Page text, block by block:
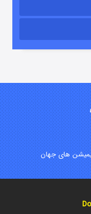
های جهان